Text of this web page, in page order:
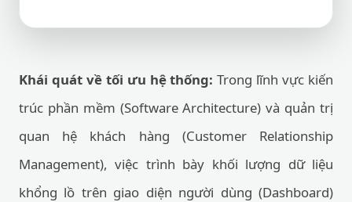
Khái quát về tối ưu hệ thống: Trong lĩnh vực kiến
trúc phần mềm (Software Architecture) và quản trị
quan hệ khách hàng (Customer Relationship
Management), việc trình bày khối lượng dữ liệu
khổng lồ trên giao diện người dùng (Dashboard)